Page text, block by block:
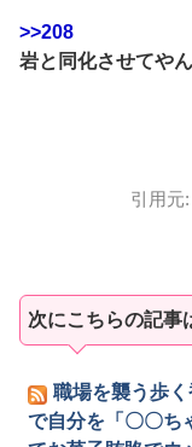
>>208
岩と同化させてや
引用元:
次にこちらの記事
職場を襲う歩
で自分を「〇〇ち